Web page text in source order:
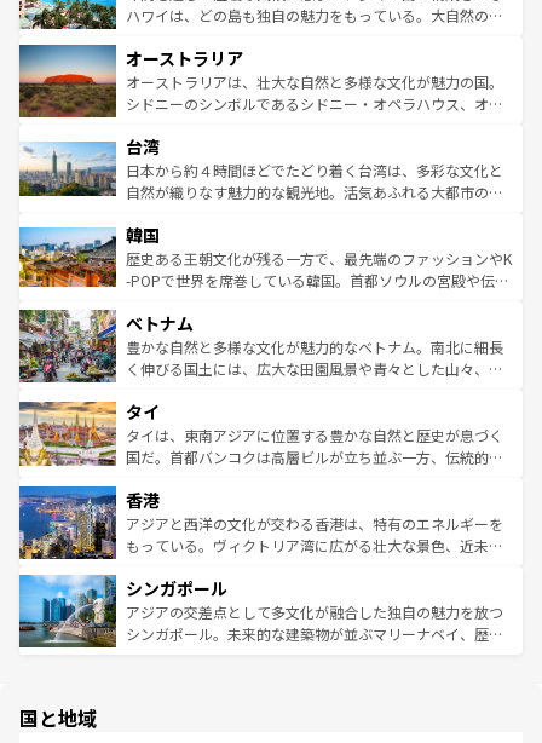
西部には大自然が広がり、グランドキャニオンやイエロー
部のニューオーリンズでは、音楽と美食が融合した独特の
文化が魅力。旅行者はアメリカの各地域で異なる魅力を楽
しみながら、その多様性と豊かな歴史を感じることができ
ならではの贅沢な旅のスタイルだ。 なお、新着のアメリカ
情報はコンテンツ一覧を参照してほしい。
ハワイは、どの島も独自の魅力をもっている。大自然の神
ワイ島は見逃せない。また、定番の観光地といえばオアフ
島だが、静かな自然を求めるならマウイ島やカウアイ島が
おすすめ。エメラルドグリーンに輝く海をはじめ、豊かな
れるおもてなしの心で訪れる人々を迎えてくれるハワイの
人々、おいしいローカルフードやハワイアンミュージッ
ク、伝統的なフラダンスなど、すべてがハワイの魅力を彩
ワイを、存分に味わってほしい。 なお、新着のハワイ情報
はコンテンツ一覧を参照してほしい。
オーストラリア
オーストラリアは、壮大な自然と多様な文化が魅力の国。
シドニーのシンボルであるシドニー・オペラハウス、オー
リアリーフや大陸中央部にそびえるウルル（エアーズロッ
ク）、タスマニアの美しい原生林やケアンズの熱帯雨林な
ど、見どころがたくさん。また、カフェやワイン、オージ
いる。アクティビティも充実しており、サーフィンやダイ
ビング、ハイキングなど、アウトドア好きにはたまらな
い。オーストラリアの多彩な魅力を存分に味わいつくそ
参照してほしい。
台湾
日本から約４時間ほどでたどり着く台湾は、多彩な文化と
自然が織りなす魅力的な観光地。活気あふれる大都市の台
ン）、静ひつな山岳地帯である台湾東部など、都市の喧騒
と山間の静けさが共存しており、訪れる人に新しい発見と
驚きをもたらしてくれる。また、奥深い台湾の食文化も魅
容にもいいと評判のスイーツなど、バラエティ豊かな料理
が味わえる。 なお、新着の台湾情報は コンテンツ一覧を参
照してほしい。
韓国
歴史ある王朝文化が残る一方で、最先端のファッションやK
-POPで世界を席巻している韓国。首都ソウルの宮殿や伝統
き、地方に足を延ばせば四季折々の自然美を楽しむことが
できる。そして、キムチや焼肉、絶品のストリートフード
まで、さまざまな韓国料理が待っている。夜には、韓国な
リティに包まれながら、韓国の多彩な魅力を心ゆくまで味
わってみてほしい。 なお、新着の韓国情報はコンテンツ一
覧を参照してほしい。
ベトナム
豊かな自然と多様な文化が魅力的なベトナム。南北に細長
く伸びる国土には、広大な田園風景や青々とした山々、世
急速な発展と共に伝統が息づく。ハノイの古い町並みやホ
ーチミン市のフランス統治時代の建物も、独特の雰囲気を
醸し出している。また、バラエティの豊かさとおいしさで
とつ。フォーやバインミー、ベトナムコーヒーなどは、ぜ
ひ現地で味わいたい。どの地域を訪れてもあたたかい人々
が旅行者を迎えてくれるので、きっと忘れられない旅にな
参照してほしい。
タイ
タイは、東南アジアに位置する豊かな自然と歴史が息づく
国だ。首都バンコクは高層ビルが立ち並ぶ一方、伝統的な
の活気が交差している。北部ではチェンマイなどの山岳地
帯で自然と触れ合い、南部ではプーケットやクラビの美し
いビーチでリゾート気分を楽しむことができる。タイ料理
激する。気候は一年中温暖で、どの季節にも異なる楽しみ
が待っている。親しみやすいタイの人々、仏教を中心とし
た文化、そして多様な観光資源が、訪れる旅人を魅了し続
香港
アジアと西洋の文化が交わる香港は、特有のエネルギーを
もっている。ヴィクトリア湾に広がる壮大な景色、近未来
み、どこを訪れても感動するはず。観光スポットが密集し
ており、効率よく見どころを回れるのも魅力。息をのむよ
うな絶景から文化的な体験まで、香港を存分に楽しみ尽く
シンガポール
アジアの交差点として多文化が融合した独自の魅力を放つ
シンガポール。未来的な建築物が並ぶマリーナベイ、歴史
国と地域